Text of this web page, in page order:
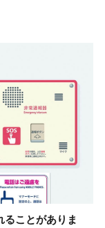
ることがありま